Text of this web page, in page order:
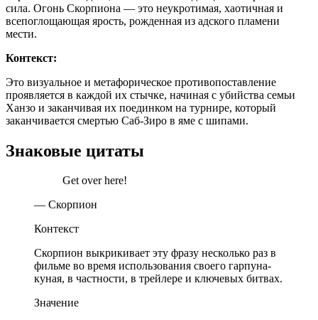
сила. Огонь Скорпиона — это неукротимая, хаотичная и
всепоглощающая ярость, рожденная из адского пламени
мести.
Контекст:
Это визуальное и метафорическое противопоставление
проявляется в каждой их стычке, начиная с убийства семьи
Ханзо и заканчивая их поединком на турнире, который
заканчивается смертью Саб-Зиро в яме с шипами.
Знаковые цитаты
Get over here!
— Скорпион
Контекст
Скорпион выкрикивает эту фразу несколько раз в
фильме во время использования своего гарпуна-
куная, в частности, в трейлере и ключевых битвах.
Значение